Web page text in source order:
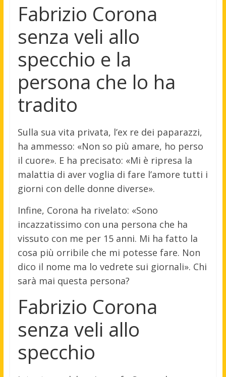
Fabrizio Corona
senza veli allo
specchio e la
persona che lo ha
tradito
Sulla sua vita privata, l’ex re dei paparazzi,
ha ammesso: «Non so più amare, ho perso
il cuore». E ha precisato: «Mi è ripresa la
malattia di aver voglia di fare l’amore tutti i
giorni con delle donne diverse».
Infine, Corona ha rivelato: «Sono
incazzatissimo con una persona che ha
vissuto con me per 15 anni. Mi ha fatto la
cosa più orribile che mi potesse fare. Non
dico il nome ma lo vedrete sui giornali». Chi
sarà mai questa persona?
Fabrizio Corona
senza veli allo
specchio